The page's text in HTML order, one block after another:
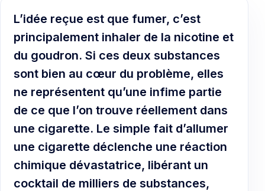
L’idée reçue est que fumer, c’est
principalement inhaler de la nicotine et
du goudron. Si ces deux substances
sont bien au cœur du problème, elles
ne représentent qu’une infime partie
de ce que l’on trouve réellement dans
une cigarette. Le simple fait d’allumer
une cigarette déclenche une réaction
chimique dévastatrice, libérant un
cocktail de milliers de substances,